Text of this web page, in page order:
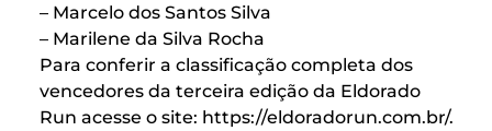
– Marcelo dos Santos Silva
– Marilene da Silva Rocha
Para conferir a classificação completa dos
vencedores da terceira edição da Eldorado
Run acesse o site: https://eldoradorun.com.br/.